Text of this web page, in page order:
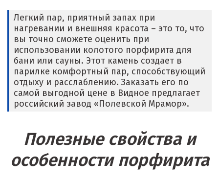
Легкий пар, приятный запах при
нагревании и внешняя красота – это то, что
вы точно сможете оценить при
использовании колотого порфирита для
бани или сауны. Этот камень создает в
парилке комфортный пар, способствующий
отдыху и расслаблению. Заказать его по
самой выгодной цене в Видное предлагает
российский завод «Полевской Мрамор».
Полезные свойства и
особенности порфирита